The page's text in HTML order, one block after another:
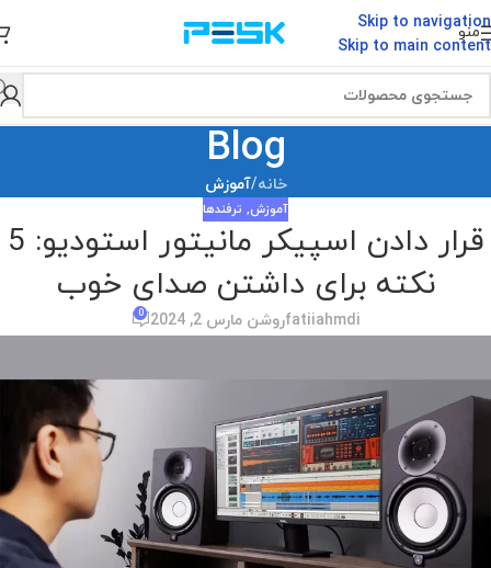
Skip to navigation
Skip to main content
منو
Blog
خانه/آموزش
آموزش, ترفندها
قرار دادن اسپیکر مانیتور استودیو: 5
نکته برای داشتن صدای خوب
fatiiahmdiروشن مارس 2, 2024 0